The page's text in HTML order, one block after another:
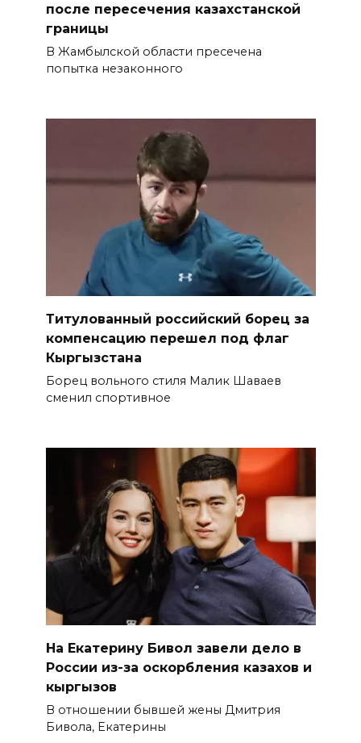
после пересечения казахстанской
границы
В Жамбылской области пресечена
попытка незаконного
Титулованный российский борец за
компенсацию перешел под флаг
Кыргызстана
Борец вольного стиля Малик Шаваев
сменил спортивное
На Екатерину Бивол завели дело в
России из-за оскорбления казахов и
кыргызов
В отношении бывшей жены Дмитрия
Бивола, Екатерины